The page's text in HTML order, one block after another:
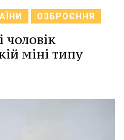
ОЗБРОЄННЯ
чоловік
міні типу